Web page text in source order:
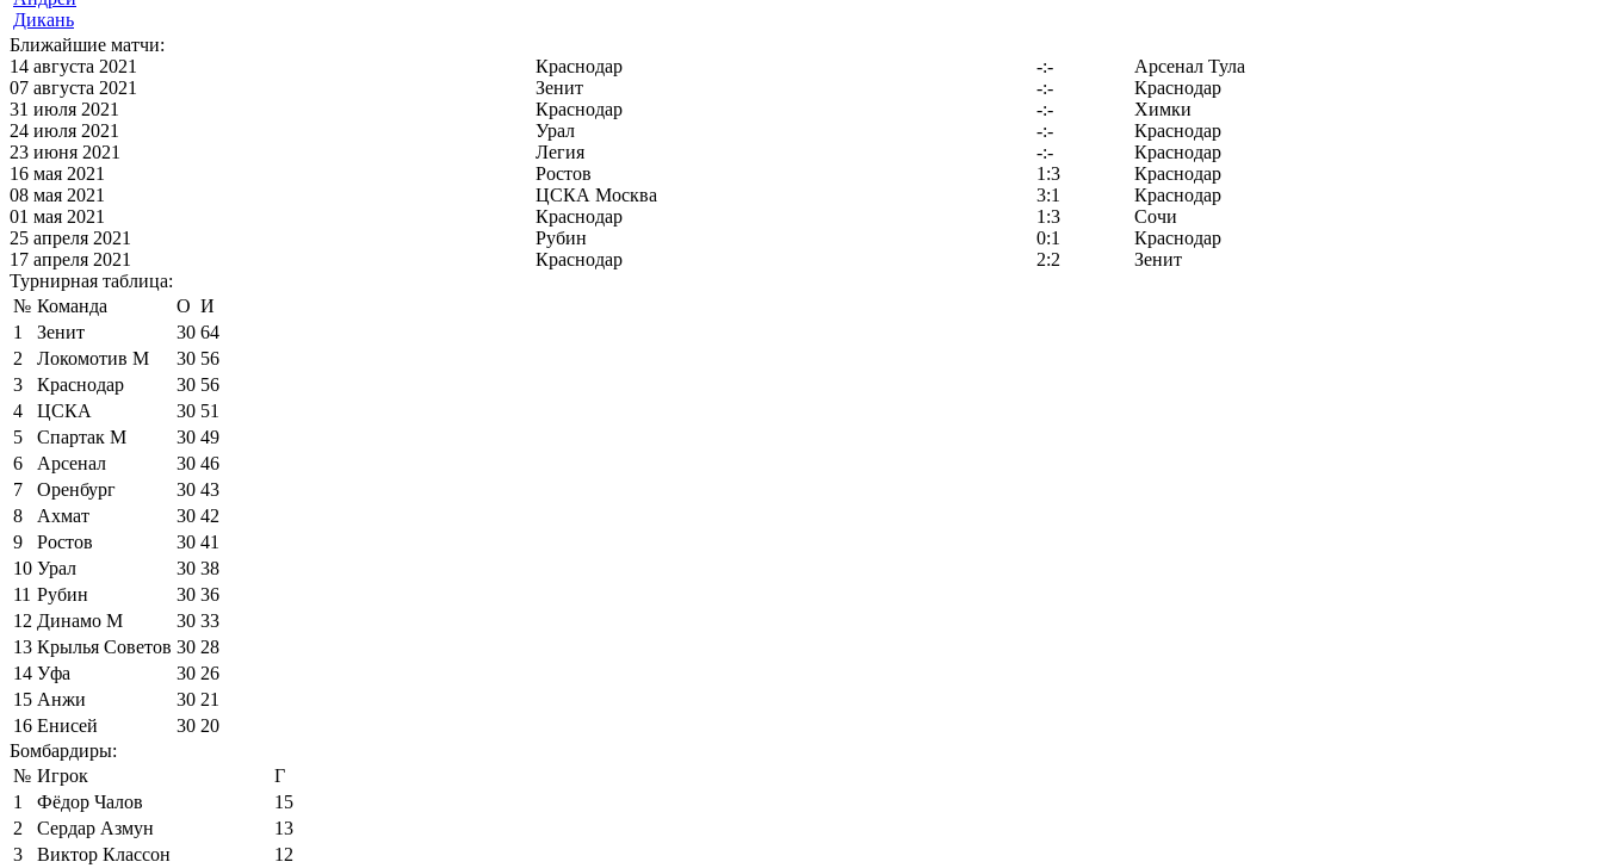
Дикань
Ближайшие матчи:
14 августа 2021
Краснодар -:-
Арсенал Тула
07 августа 2021
Зенит -:-
Краснодар
31 июля 2021
Краснодар -:-
Химки
24 июля 2021
Урал -:-
Краснодар
23 июня 2021
Легия -:-
Краснодар
16 мая 2021
Ростов 1:3
Краснодар
08 мая 2021
ЦСКА Москва 3:1
Краснодар
01 мая 2021
Краснодар 1:3
Сочи
25 апреля 2021
Рубин 0:1
Краснодар
17 апреля 2021
Краснодар 2:2
Зенит
Турнирная таблица:
№ Команда О И
1
Зенит 30 64
2
Локомотив М 30 56
3
Краснодар 30 56
4
ЦСКА 30 51
5
Спартак М 30 49
6
Арсенал 30 46
7
Оренбург 30 43
8
Ахмат 30 42
9
Ростов 30 41
10 Урал 30 38
11 Рубин 30 36
12 Динамо М 30 33
13 Крылья Советов 30 28
14 Уфа 30 26
15 Анжи 30 21
16 Енисей 30 20
Бомбардиры:
№ Игрок
Г
1
Фёдор Чалов
15
2
Сердар Азмун
13
3
Виктор Классон
12